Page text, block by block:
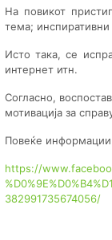
На повикот
тема;
Исто така, се
интернет итн.
Согласно,
мотивација за
Повеќе
https://
382991735674056/